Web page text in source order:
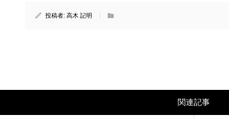
投稿者:高木 記明
関連記事
映画レビュー ～森の熊さん大好き、駆除
映画レビ
ん映画「